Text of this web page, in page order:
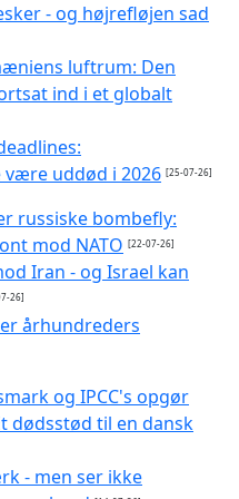
- og højrefløjen sad
luftrum: Den
ind i et globalt
være uddød i 2026 [25-07-26]
russiske bombefly:
mod NATO [22-07-26]
Iran - og Israel kan
26]
århundreders
og IPCC's opgør
dødsstød til en dansk
- men ser ikke